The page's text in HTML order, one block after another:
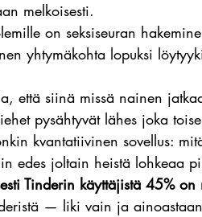
melkoisesti.
on seksiseuran
yhtymäkohta lopuksi
että siinä missä nainen
pysähtyvät lähes joka
kvantatiivinen sovellus:
edes joltain heistä lohkeaa
Tinderin käyttäjistä 45% on
— liki vain ja